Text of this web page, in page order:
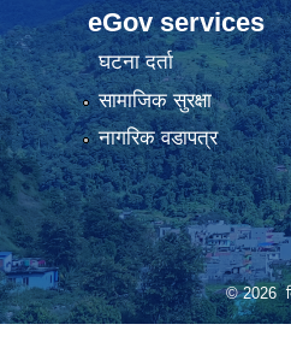
eGov services
घटना दर्ता
सामाजिक सुरक्षा
नागरिक वडापत्र
© 2026